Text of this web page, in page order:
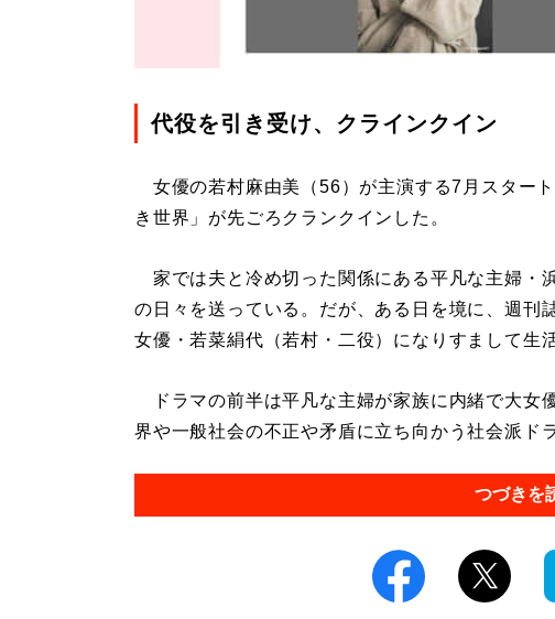
代役を引き受け、クラインクイン
女優の若村麻由美（56）が主演する7月スター
き世界」が先ごろクランクインした。
家では夫と冷め切った関係にある平凡な主婦・
の日々を送っている。だが、ある日を境に、週刊
女優・若菜絹代（若村・二役）になりすまして生
ドラマの前半は平凡な主婦が家族に内緒で大女
界や一般社会の不正や矛盾に立ち向かう社会派ド
つづきを